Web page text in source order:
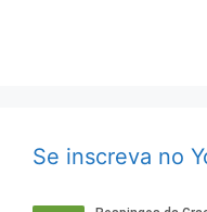
Se inscreva no